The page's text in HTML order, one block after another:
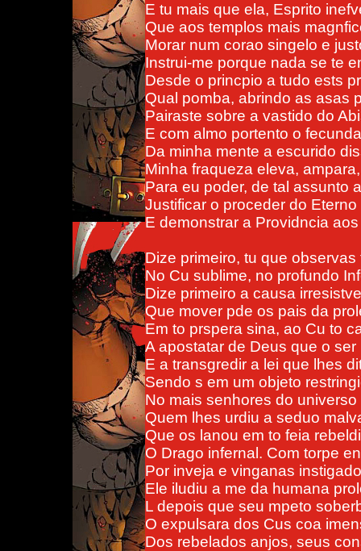
E tu mais que ela, Esprito
Que aos templos mais
Morar num corao singelo e
Instrui-me porque nada se te
Desde o princpio a tudo ests
Qual pomba, abrindo as asas
Pairaste sobre a vastido do
E com almo portento o
Da minha mente a escurido
Minha fraqueza eleva,
Para eu poder, de tal assunto
Justificar o proceder do Eterno
E demonstrar a Providncia
Dize primeiro, tu que observas
No Cu sublime, no profundo
Dize primeiro a causa
Que mover pde os pais da
Em to prspera sina, ao Cu to
A apostatar de Deus que o ser
E a transgredir a lei que lhes
Sendo s em um objeto
No mais senhores do universo
Quem lhes urdiu a seduo
Que os lanou em to feia
O Drago infernal. Com torpe
Por inveja e vinganas
Ele iludiu a me da humana
L depois que seu mpeto
O expulsara dos Cus coa
Dos rebelados anjos, seus